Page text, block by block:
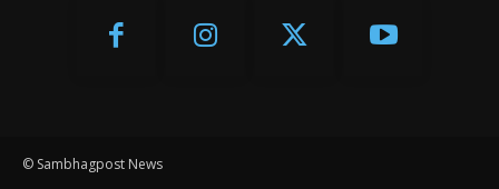
© Sambhagpost News